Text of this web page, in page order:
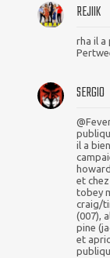
REJIIK
rha il a
SERGIO
il a
et
tobey
craig/
(007),
pine
et